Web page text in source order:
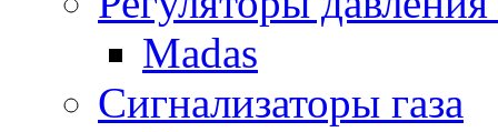
Madas
Сигнализаторы газа